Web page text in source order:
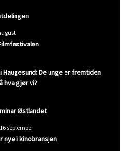
Haugesund: De unge er fremtiden
hva gjør vi?
Østlandet
16 september
nye i kinobransjen